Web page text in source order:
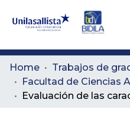
Communities
& Collections
Home
Trabajos de